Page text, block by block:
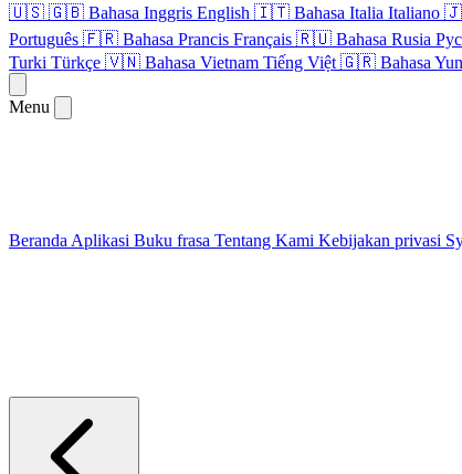
🇺🇸 🇬🇧 Bahasa Inggris English 🇮🇹 Bahasa Italia Italiano
Português 🇫🇷 Bahasa Prancis Français 🇷🇺 Bahasa Rusia
Turki Türkçe 🇻🇳 Bahasa Vietnam Tiếng Việt 🇬🇷 Bahasa
Menu
Beranda Aplikasi Buku frasa Tentang Kami Kebijakan privasi